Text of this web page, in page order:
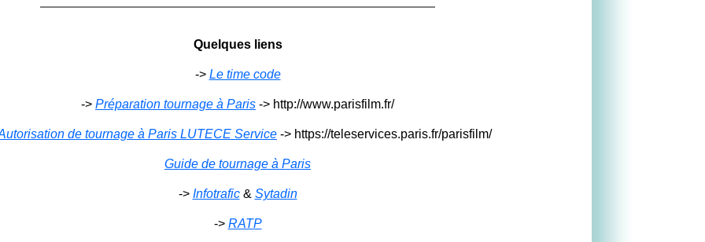
Quelques liens
-> Le time code
-> Préparation tournage à Paris -> http://www.parisfilm.fr/
de tournage à Paris LUTECE Service -> https://teleservices.paris.fr/parisfilm/
Guide de tournage à Paris
-> Infotrafic& Sytadin
-> RATP